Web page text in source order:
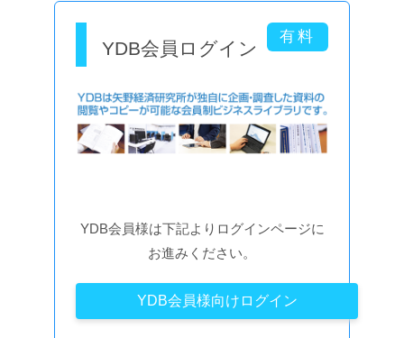
YDB会員ログイン
YDB会員様は下記よりログインページに
お進みください。
YDB会員様向けログイン